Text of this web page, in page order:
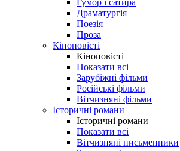
Гумор і сатира
Драматургія
Поезія
Проза
Кіноповісті
Кіноповісті
Показати всі
Зарубіжні фільми
Російські фільми
Вітчизняні фільми
Історичні романи
Історичні романи
Показати всі
Вітчизняні письменники